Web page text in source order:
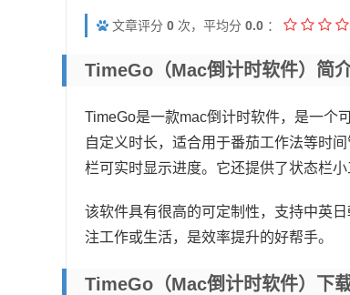
文章评分 0 次，平均分 0.0 ：
TimeGo（mac倒计时软件）简
TimeGo是一款mac倒计时软件，是一个
自定义时长，适合用于番茄工作法等时
栏可实时显示进度。它还提供了状态栏小
该软件具有很高的可定制性，支持中英
注工作或生活，是效率提升的好帮手。
TimeGo（mac倒计时软件）下